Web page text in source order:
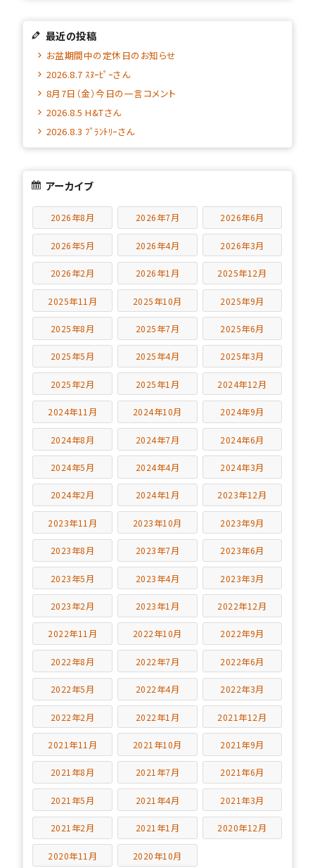
最近の投稿
お盆期間中の定休日のお知らせ
2026.8.7 ｽﾇｰﾋﾟｰさん
8月7日（金）今日の一言コメント
2026.8.5 H&Tさん
2026.8.3 ﾌﾟﾗﾝﾄﾘｰさん
アーカイブ
2026年8月 2026年7月 2026年6月
2026年5月 2026年4月 2026年3月
2026年2月 2026年1月 2025年12月
2025年11月 2025年10月 2025年9月
2025年8月 2025年7月 2025年6月
2025年5月 2025年4月 2025年3月
2025年2月 2025年1月 2024年12月
2024年11月 2024年10月 2024年9月
2024年8月 2024年7月 2024年6月
2024年5月 2024年4月 2024年3月
2024年2月 2024年1月 2023年12月
2023年11月 2023年10月 2023年9月
2023年8月 2023年7月 2023年6月
2023年5月 2023年4月 2023年3月
2023年2月 2023年1月 2022年12月
2022年11月 2022年10月 2022年9月
2022年8月 2022年7月 2022年6月
2022年5月 2022年4月 2022年3月
2022年2月 2022年1月 2021年12月
2021年11月 2021年10月 2021年9月
2021年8月 2021年7月 2021年6月
2021年5月 2021年4月 2021年3月
2021年2月 2021年1月 2020年12月
2020年11月 2020年10月